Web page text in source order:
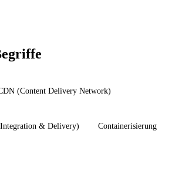
(Content Delivery Network)
& Delivery) Containerisierung